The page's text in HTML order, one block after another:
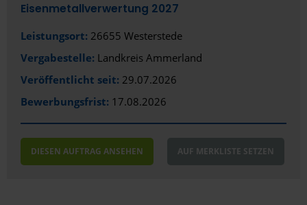
Eisenmetallverwertung 2027
Leistungsort: 26655 Westerstede
Vergabestelle: Landkreis Ammerland
Veröffentlicht seit: 29.07.2026
Bewerbungsfrist: 17.08.2026
DIESEN AUFTRAG ANSEHEN AUF MERKLISTE SETZEN